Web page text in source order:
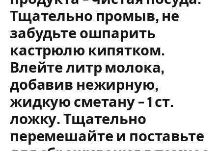
Тщательно промыв, не
забудьте ошпарить
кастрюлю кипятком.
Влейте литр молока,
добавив нежирную,
жидкую сметану – 1 ст.
ложку. Тщательно
перемешайте и поставьте